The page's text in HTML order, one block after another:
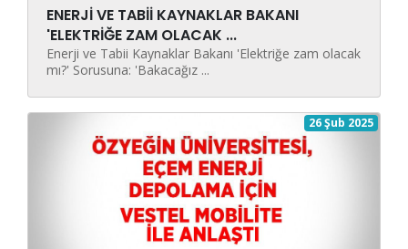
ENERJİ VE TABİİ KAYNAKLAR BAKANI
'ELEKTRİĞE ZAM OLACAK ...
Enerji ve Tabii Kaynaklar Bakanı 'Elektriğe zam olacak
mı?' Sorusuna: 'Bakacağız ...
26 Şub 2025